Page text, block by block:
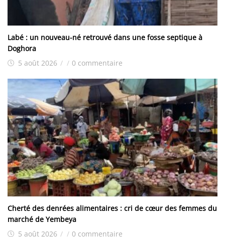
Labé : un nouveau-né retrouvé dans une fosse septique à
Doghora
5 août 2026 / / 0 commentaire
Cherté des denrées alimentaires : cri de cœur des femmes du
marché de Yembeya
5 août 2026 / / 0 commentaire